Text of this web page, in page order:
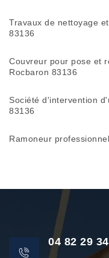
Travaux de nettoyage
83136
Couvreur pour pose et
Rocbaron 83136
Société d'intervention
83136
Ramoneur
04 82 29